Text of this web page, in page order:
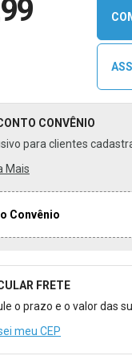
CONVÊNIO
para clientes
Mais
Convênio
para Calcular
FRETE
o prazo e o valor das
meu CEP